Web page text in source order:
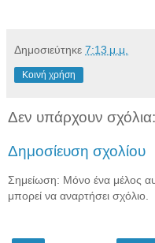
Δημοσιεύτηκε 7:13 μ.μ.
Κοινή χρήση
Δεν υπάρχουν σχόλια:
Δημοσίευση σχολίου
Σημείωση: Μόνο ένα μέλος
μπορεί να αναρτήσει σχόλιο.